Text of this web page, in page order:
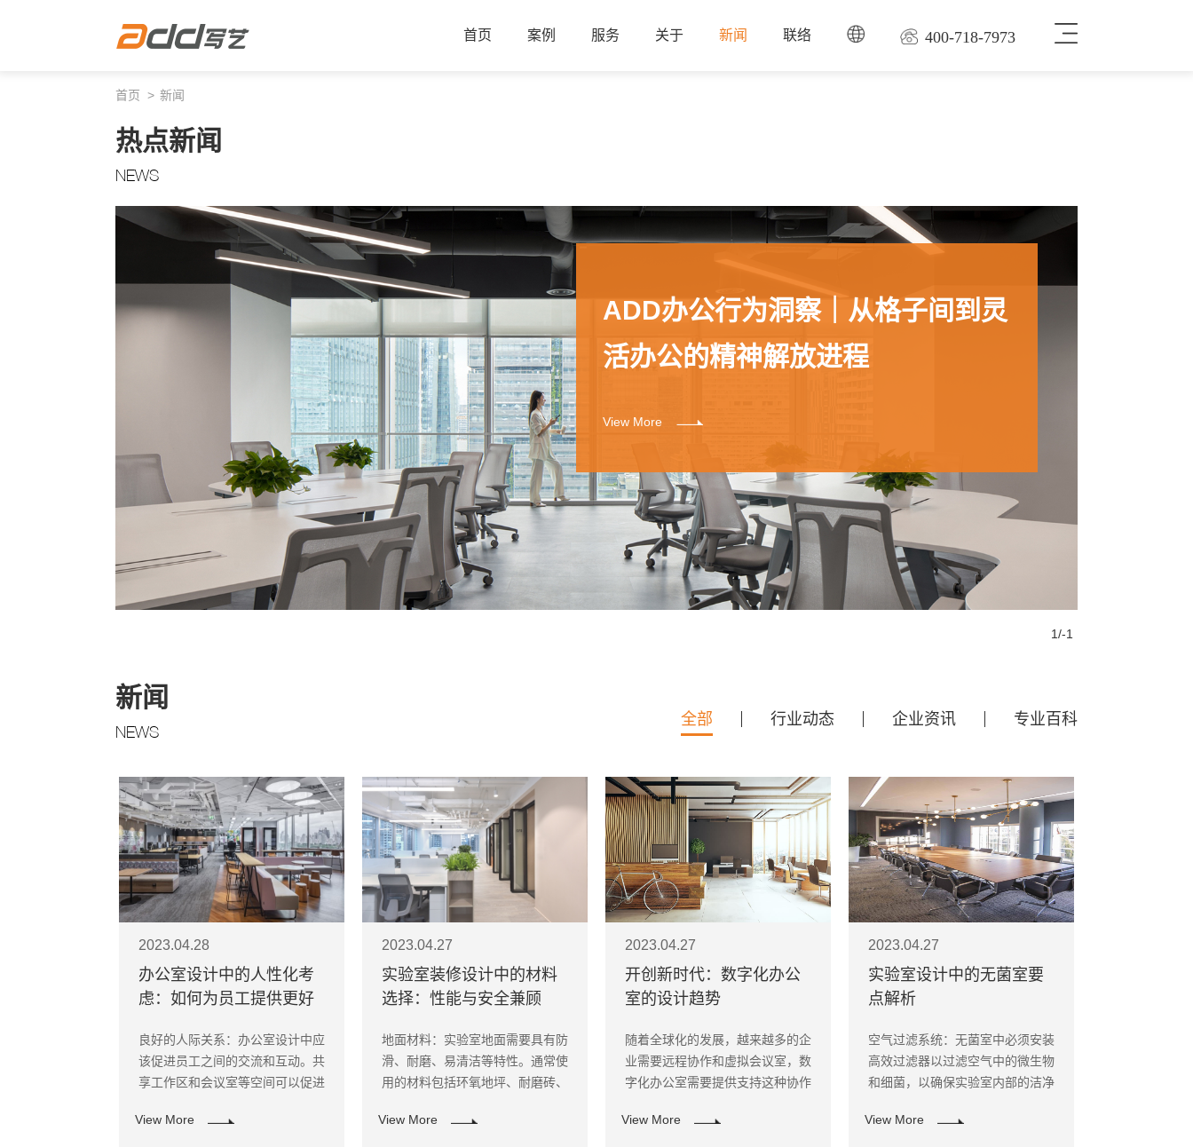
首页 案例 服务 关于 新闻 联络 400-718-7973
首页 新闻
热点新闻
NEWS
ADD办公行为洞察｜从格子间到灵
活办公的精神解放进程
View More
1/-1
新闻
NEWS
全部 行业动态 企业资讯 专业百科
2023.04.28
办公室设计中的人性化考
虑：如何为员工提供更好
良好的人际关系：办公室设计中应
该促进员工之间的交流和互动。共
享工作区和会议室等空间可以促进
织一些团队活动和社交活动也可以
View More
2023.04.27
实验室装修设计中的材料
选择：性能与安全兼顾
地面材料：实验室地面需要具有防
滑、耐磨、易清洁等特性。通常使
用的材料包括环氧地坪、耐磨砖、
View More
2023.04.27
开创新时代：数字化办公
室的设计趋势
随着全球化的发展，越来越多的企
业需要远程协作和虚拟会议室，数
字化办公室需要提供支持这种协作
程协作软件。
View More
2023.04.27
实验室设计中的无菌室要
点解析
空气过滤系统：无菌室中必须安装
高效过滤器以过滤空气中的微生物
和细菌，以确保实验室内部的洁净
View More